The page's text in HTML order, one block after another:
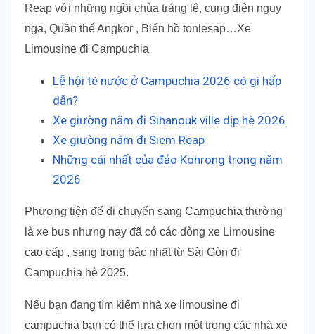
Reap với những ngồi chùa tráng lệ, cung điện nguy
nga, Quần thể Angkor , Biển hồ tonlesap…Xe
Limousine đi Campuchia
Lễ hội té nước ở Campuchia 2026 có gì hấp
dẫn?
Xe giường nằm đi Sihanouk ville dịp hè 2026
Xe giường nằm đi Siem Reap
Những cái nhất của đảo Kohrong trong năm
2026
Phương tiện để di chuyển sang Campuchia thường
là xe bus nhưng nay đã có các dòng xe Limousine
cao cấp , sang trọng bậc nhất từ Sài Gòn đi
Campuchia hè 2025.
Nếu bạn đang tìm kiếm nhà xe limousine đi
campuchia bạn có thể lựa chọn một trong các nhà xe